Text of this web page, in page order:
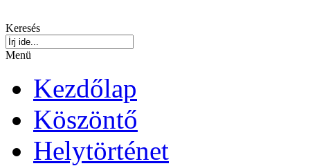
Keresés
Menü
Kezdőlap
Köszöntő
Helytörténet